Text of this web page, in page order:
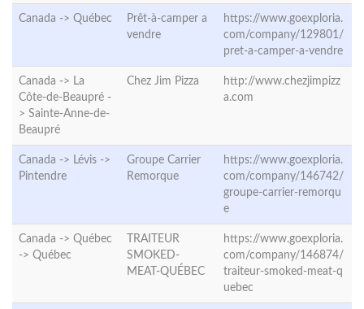
Canada -> Québec
Prêt-à-camper a
vendre
https://www.goexploria.
com/company/129801/
pret-a-camper-a-vendre
Canada -> La
Côte-de-Beaupré -
> Sainte-Anne-de-
Beaupré
Chez Jim Pizza
http://www.chezjimpizz
a.com
Canada -> Lévis ->
Pintendre
Groupe Carrier
Remorque
https://www.goexploria.
com/company/146742/
groupe-carrier-remorqu
e
Canada -> Québec
-> Québec
TRAITEUR
SMOKED-
MEAT-QUÉBEC
https://www.goexploria.
com/company/146874/
traiteur-smoked-meat-q
uebec